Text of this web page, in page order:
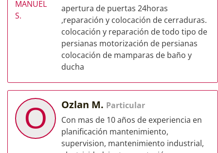
apertura de puertas 24horas
,reparación y colocación de cerraduras.
colocación y reparación de todo tipo de
persianas motorización de persianas
colocación de mamparas de baño y
ducha
O Ozlan M. Particular
Con mas de 10 años de experiencia en
planificación mantenimiento,
supervision, mantenimiento industrial,